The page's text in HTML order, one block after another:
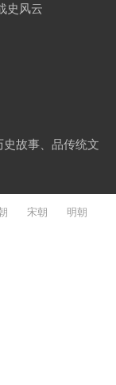
史风云
故事、品传统文
宋朝
明朝